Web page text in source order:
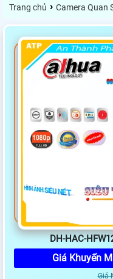
Trang chủ › Camera Quan
DH-HAC-
Giá Khuyến
Giá